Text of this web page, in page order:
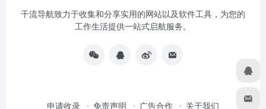
千流导航致力于收集和分享实用的网站以及软件工具，为您的
工作生活提供一站式启航服务。
申请收录 免责声明 广告合作 关于我们